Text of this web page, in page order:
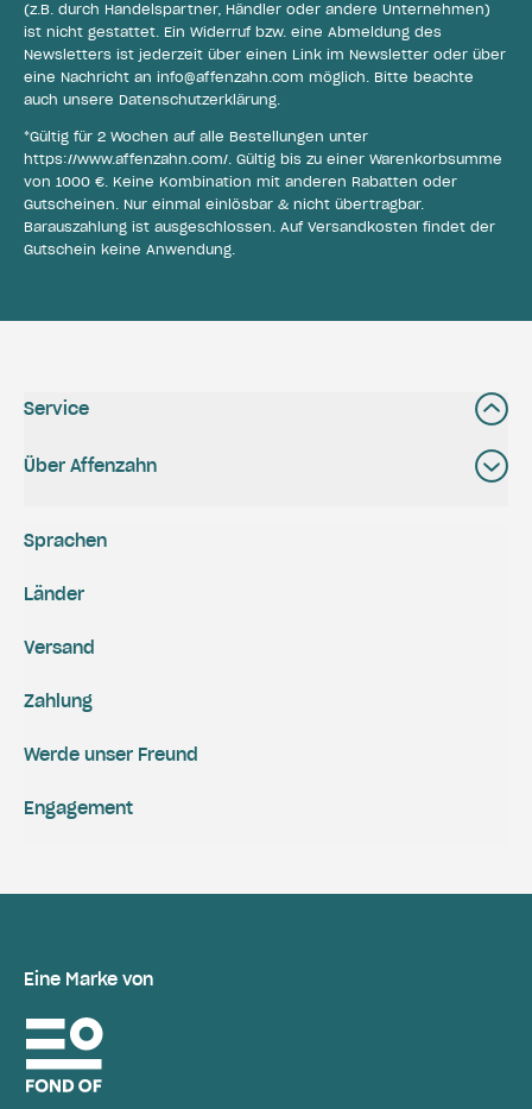
(z.B. durch Handelspartner, Händler oder andere Unternehmen)
ist nicht gestattet. Ein Widerruf bzw. eine Abmeldung des
Newsletters ist jederzeit über einen Link im Newsletter oder über
eine Nachricht an info@affenzahn.com möglich. Bitte beachte
auch unsere Datenschutzerklärung.
*Gültig für 2 Wochen auf alle Bestellungen unter
https://www.affenzahn.com/. Gültig bis zu einer Warenkorbsumme
von 1000 €. Keine Kombination mit anderen Rabatten oder
Gutscheinen. Nur einmal einlösbar & nicht übertragbar.
Barauszahlung ist ausgeschlossen. Auf Versandkosten findet der
Gutschein keine Anwendung.
Service
Über Affenzahn
Versand
Zahlung
Engagement
Werde unser Freund
Sprachen
Länder
Eine Marke von